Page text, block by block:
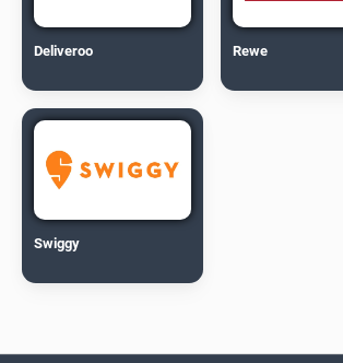
Deliveroo Rewe
Swiggy